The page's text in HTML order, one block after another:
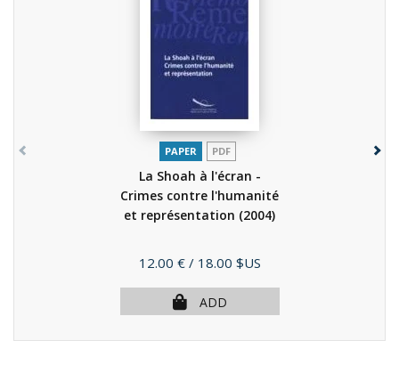
PAPER PDF
La Shoah à l'écran -
Crimes contre l'humanité
et représentation (2004)
Price
12.00 € / 18.00 $US
ADD